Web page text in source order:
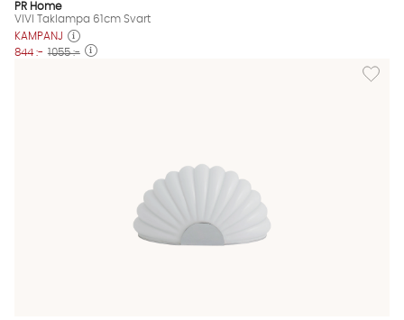
PR Home
VIVI Taklampa 61cm Svart
KAMPANJ
844 :- 1055 :-
Lägg